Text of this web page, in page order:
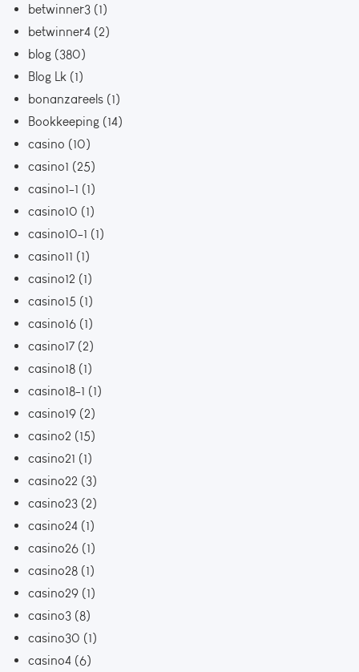
betwinner3 (1)
betwinner4 (2)
blog (380)
Blog Lk (1)
bonanzareels (1)
Bookkeeping (14)
casino (10)
casino1 (25)
casino1-1 (1)
casino10 (1)
casino10-1 (1)
casino11 (1)
casino12 (1)
casino15 (1)
casino16 (1)
casino17 (2)
casino18 (1)
casino18-1 (1)
casino19 (2)
casino2 (15)
casino21 (1)
casino22 (3)
casino23 (2)
casino24 (1)
casino26 (1)
casino28 (1)
casino29 (1)
casino3 (8)
casino30 (1)
casino4 (6)